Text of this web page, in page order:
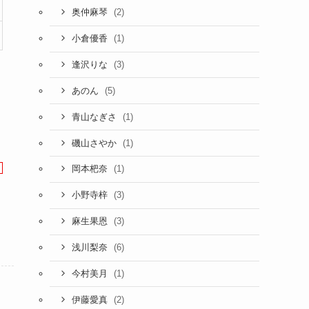
奥仲麻琴 (2)
小倉優香 (1)
逢沢りな (3)
あのん (5)
青山なぎさ (1)
磯山さやか (1)
岡本杷奈 (1)
小野寺梓 (3)
麻生果恩 (3)
浅川梨奈 (6)
今村美月 (1)
伊藤愛真 (2)